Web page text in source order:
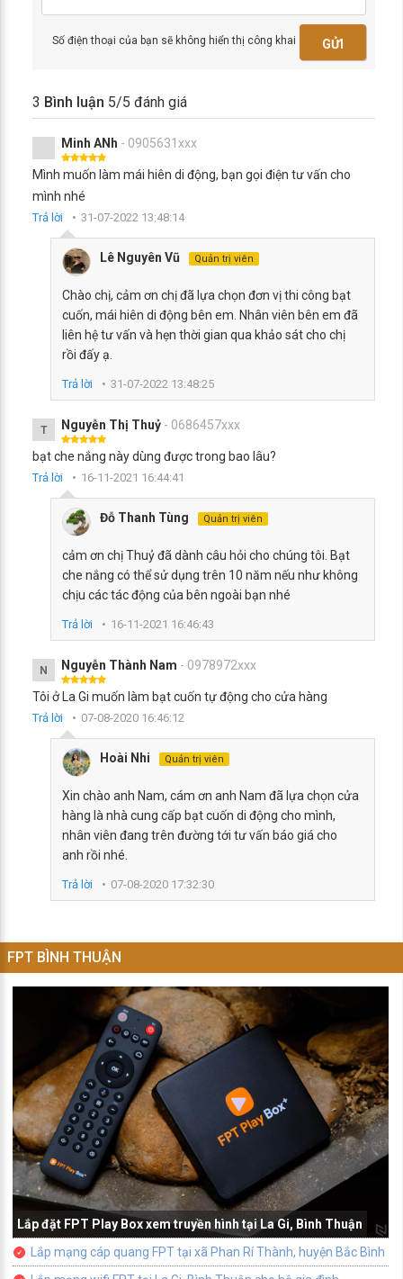
Số điện thoại của bạn sẽ không hiển thị công khai GỬI
3 Bình luận 5/5 đánh giá
Minh ANh - 0905631xxx
Mình muốn làm mái hiên di động, bạn gọi điện tư vấn cho
mình nhé
Trả lời 31-07-2022 13:48:14
Lê Nguyên Vũ Quản trị viên
Chào chị, cảm ơn chị đã lựa chọn đơn vị thi công bạt
cuốn, mái hiên di động bên em. Nhân viên bên em đã
liên hệ tư vấn và hẹn thời gian qua khảo sát cho chị
rồi đấy ạ.
Trả lời 31-07-2022 13:48:25
T Nguyễn Thị Thuỷ - 0686457xxx
bạt che nắng này dùng được trong bao lâu?
Trả lời 16-11-2021 16:44:41
Đỗ Thanh Tùng Quản trị viên
cảm ơn chị Thuỷ đã dành câu hỏi cho chúng tôi. Bạt
che nắng có thể sử dụng trên 10 năm nếu như không
chịu các tác động của bên ngoài bạn nhé
Trả lời 16-11-2021 16:46:43
N Nguyễn Thành Nam - 0978972xxx
Tôi ở La Gi muốn làm bạt cuốn tự động cho cửa hàng
Trả lời 07-08-2020 16:46:12
Hoài Nhi Quản trị viên
Xin chào anh Nam, cám ơn anh Nam đã lựa chọn cửa
hàng là nhà cung cấp bạt cuốn di động cho mình,
nhân viên đang trên đường tới tư vấn báo giá cho
anh rồi nhé.
Trả lời 07-08-2020 17:32:30
FPT BÌNH THUẬN
Lắp đặt FPT Play Box xem truyền hình tại La Gi, Bình Thuận
Lắp mạng cáp quang FPT tại xã Phan Rí Thành, huyện Bắc Bình